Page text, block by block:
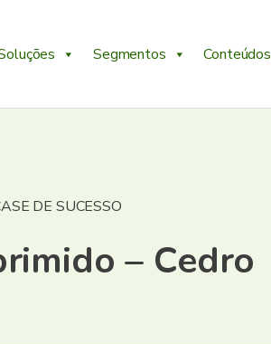
Segmentos Conteúdos
DE SUCESSO
– Cedro